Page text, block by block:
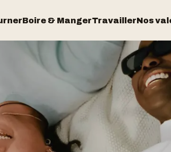
Boire & MangerTravaillerNos